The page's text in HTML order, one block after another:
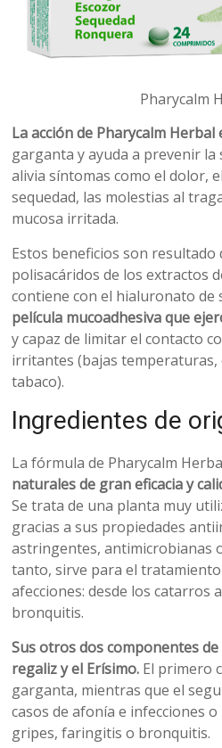
Pharycalm
La acción de Pharycalm Herbal
garganta y ayuda a prevenir la
alivia síntomas como el dolor,
sequedad, las molestias al
mucosa irritada.
Estos beneficios son resultado
polisacáridos de los extractos
contiene con el hialuronato de
película mucoadhesiva que
y capaz de limitar el contacto
irritantes (bajas
tabaco).
Ingredientes de
La fórmula de Pharycalm
naturales de gran eficacia y
Se trata de una planta muy
gracias a sus propiedades
astringentes, antimicrobianas
tanto, sirve para el
afecciones: desde los catarros
bronquitis.
Sus otros dos componentes
regaliz y el Erísimo. El primero
garganta, mientras que el
casos de afonía e infecciones
gripes, faringitis o bronquitis.